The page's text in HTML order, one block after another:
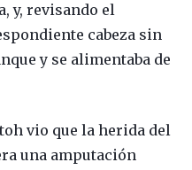
y, revisando el
cabeza sin
y se alimentaba de
vio que la herida del
una amputación